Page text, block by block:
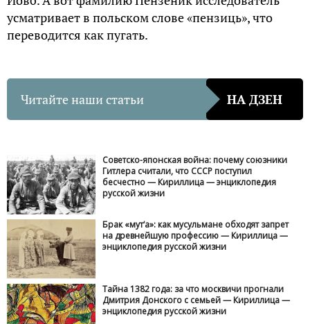
усматривает в польском слове «пензиць», что
переводится как пугать.
Читайте наши статьи НА ДЗЕН
Советско-японская война: почему союзники
Гитлера считали, что СССР поступил
бесчестно — Кириллица — энциклопедия
русской жизни
Брак «мут‘а»: как мусульмане обходят запрет
на древнейшую профессию — Кириллица —
энциклопедия русской жизни
Тайна 1382 года: за что москвичи прогнали
Дмитрия Донского с семьей — Кириллица —
энциклопедия русской жизни